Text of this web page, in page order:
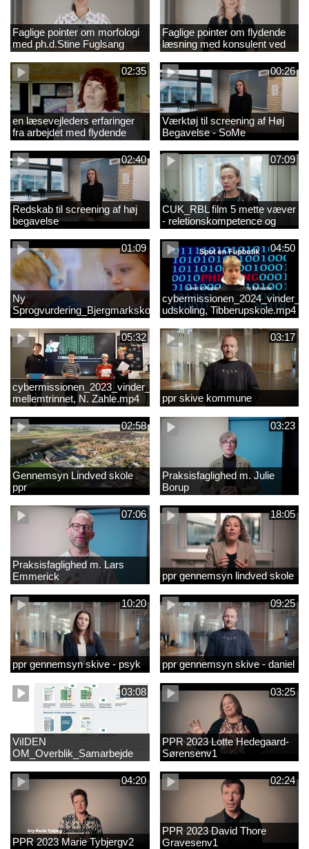
Faglige pointer om morfologi
med ph.d.Stine Fuglsang
Engmose
Faglige pointer om flydende
læsning med konsulent ved
CFU Louise Duus
02:35
en læsevejleders erfaringer
fra arbejdet med flydende
læsning
00:26
Værktøj til screening af Høj
Begavelse - SoMe
02:40
Redskab til screening af høj
begavelse
07:09
CUK_RBL film 5 mette væver
- reletionskompetence og
børn i udsatte positioner.
01:09
Ny
Sprogvurdering_Bjergmarkskolne_CUK
04:50
udskoling, Tibberupskole.mp4
05:32
cybermissionen_2023_vinder_Vinder
mellemtrinnet, N. Zahle.mp4
03:17
ppr skive kommune
02:58
Gennemsyn Lindved skole
ppr
03:23
Praksisfaglighed m. Julie
Borup
07:06
Praksisfaglighed m. Lars
Emmerick
18:05
ppr gennemsyn lindved skole
10:20
ppr gennemsyn skive - psyk
09:25
ppr gennemsyn skive - daniel
03:08
ViIDEN
OM_Overblik_Samarbejde
med forældre om sproglig
udvikling og forebyggelse af
læsevanskelighede
03:25
PPR 2023 Lotte Hedegaard-
Sørensenv1
04:20
PPR 2023 Marie Tybjergv2
02:24
PPR 2023 David Thore
Gravesenv1